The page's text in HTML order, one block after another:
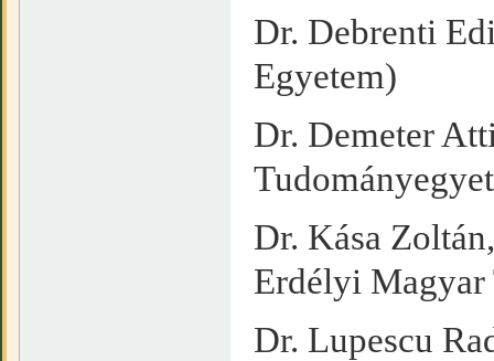
Dr. Debrenti
Egyetem)
Dr. Demeter
Dr. Kása
Erdélyi Magyar
Dr. Lupescu